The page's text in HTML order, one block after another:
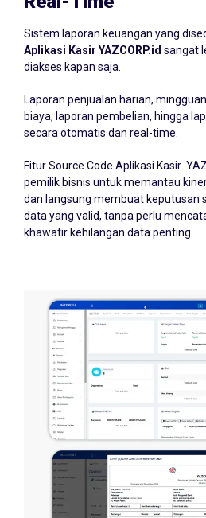
Sistem laporan keuangan yang
Aplikasi Kasir YAZCORP.id sangat
diakses kapan saja.
Laporan penjualan harian,
biaya, laporan pembelian, hingga
secara otomatis dan real-time.
Fitur Source Code Aplikasi Kasir
pemilik bisnis untuk memantau
dan langsung membuat keputusan
data yang valid, tanpa perlu
khawatir kehilangan data penting.